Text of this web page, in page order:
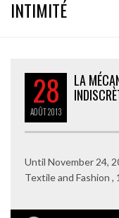
INTIMITÉ
28
AOÛT2013
LA
Until November 24,
Textile and Fashion ,